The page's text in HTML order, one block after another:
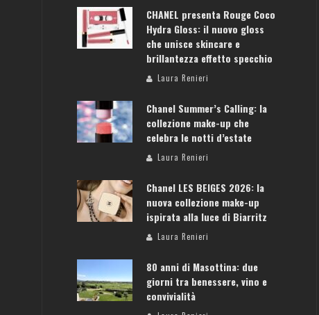
CHANEL presenta Rouge Coco
Hydra Gloss: il nuovo gloss
che unisce skincare e
brillantezza effetto specchio
Laura Renieri
Chanel Summer’s Calling: la
collezione make-up che
celebra le notti d’estate
Laura Renieri
Chanel LES BEIGES 2026: la
nuova collezione make-up
ispirata alla luce di Biarritz
Laura Renieri
80 anni di Masottina: due
giorni tra benessere, vino e
convivialità
ATENE: GUIDA PER IL WEEKEND PERFETTO